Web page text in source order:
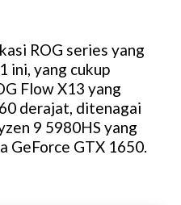
ROG series yang
ini, yang cukup
Flow X13 yang
derajat, ditenagai
9 5980HS yang
GeForce GTX 1650.